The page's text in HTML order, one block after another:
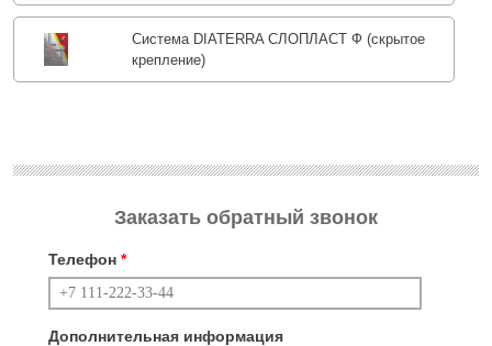
Система DIATERRA СЛОПЛАСТ Ф (скрытое
крепление)
Заказать обратный звонок
Телефон *
Дополнительная информация